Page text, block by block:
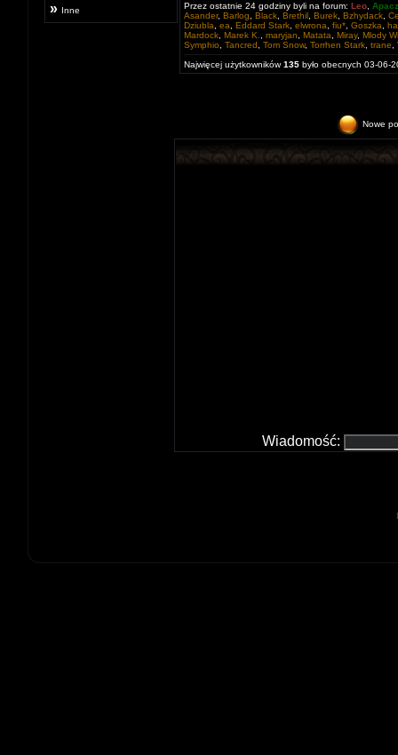
» Inne
Przez ostatnie 24 godziny byli na forum: Leo
Apacz
Asander, Barlog Black Brethil Burek Bzhydack
Dziubla
ea Eddard Stark elwrona fiu* Goszka
Mardock Marek K. maryjan Matata Miray, Mlody
Symphio
Tancred Tom Snow, Torrhen Stark trane
Najwięcej użytkowników135 było obecnych 03-06-
Nowe
Wiadomość: